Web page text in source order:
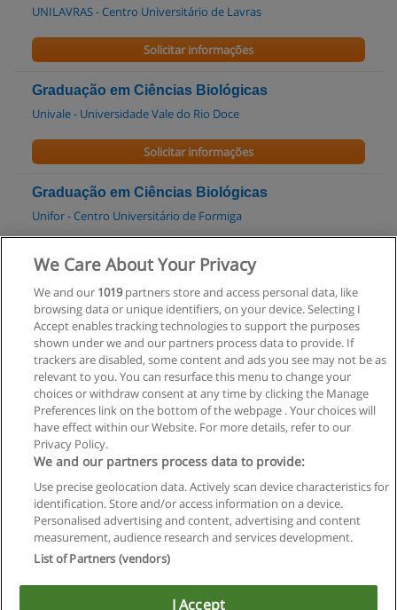
UNILAVRAS - Centro Universitário de Lavras
Solicitar informações
Graduação em Ciências Biológicas
Univale - Universidade Vale do Rio Doce
Solicitar informações
Graduação em Ciências Biológicas
Unifor - Centro Universitário de Formiga
Solicitar informações
Graduação em Ciências Biológicas
Uniaraxá - Centro Universitário
Solicitar informações
Regras de uso
Privacidade de dados
Entrar em contato com Educaedu
Copyright © Educaedu Business S.L. - CIF : B-95610580: -
We Care About Your Privacy
We and our 1019partners store and access personal data, like
browsing data or unique identifiers, on your device. Selecting I
Accept enables tracking technologies to support the purposes
shown under we and our partners process data to provide. If
trackers are disabled, some content and ads you see may not be as
relevant to you. You can resurface this menu to change your
choices or withdraw consent at any time by clicking the Manage
Preferences link on the bottom of the webpage . Your choices will
have effect within our Website. For more details, refer to our
Privacy Policy.
We and our partners process data to provide:
Use precise geolocation data. Actively scan device characteristics for
identification. Store and/or access information on a device.
Personalised advertising and content, advertising and content
measurement, audience research and services development.
List of Partners (vendors)
I Accept